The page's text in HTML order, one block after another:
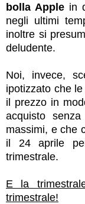
bolla Apple in
negli ultimi
inoltre si
deludente.
Noi, invece,
ipotizzato che
il prezzo in
acquisto
massimi, e che
il 24 aprile
trimestrale.
E la
trimestrale!